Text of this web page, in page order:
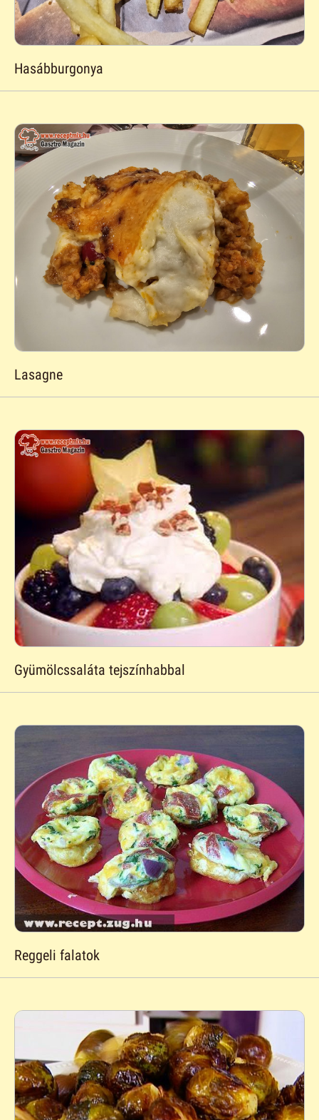
Hasábburgonya
Lasagne
Gyümölcssaláta tejszínhabbal
Reggeli falatok